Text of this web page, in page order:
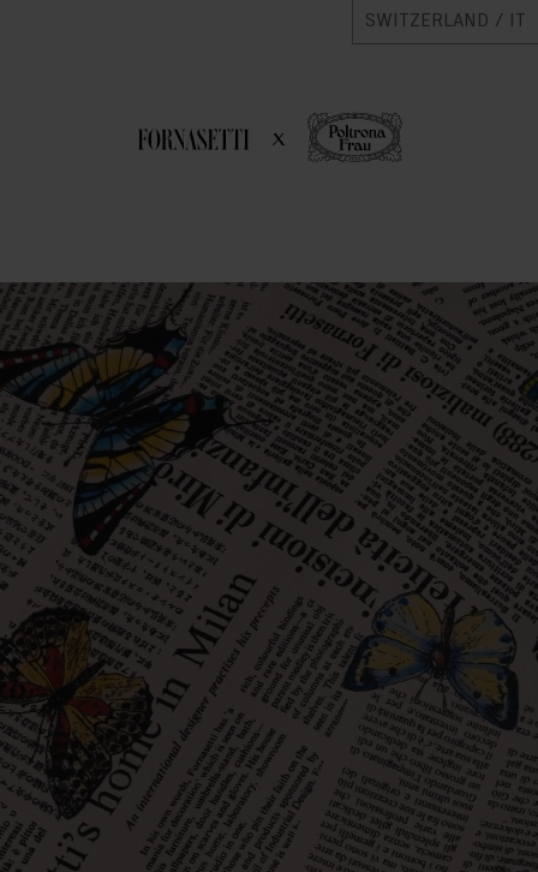
SWITZERLAND / IT